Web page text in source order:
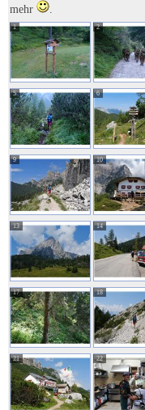
mehr
.
1 2
5 6
9 10
13 14
17 18
21 22